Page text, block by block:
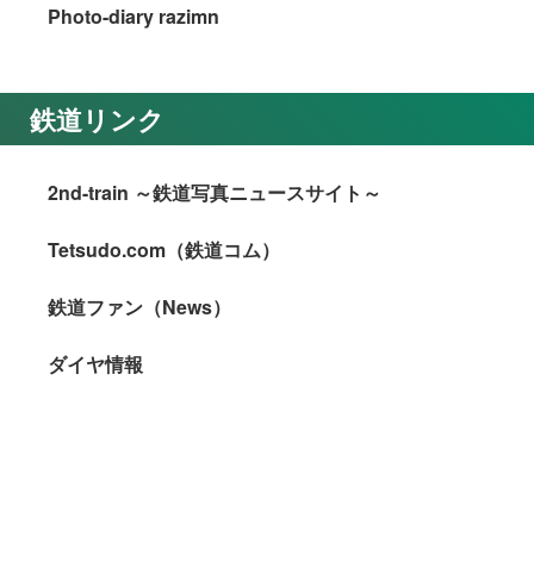
Photo-diary razimn
鉄道リンク
2nd-train ～鉄道写真ニュースサイト～
Tetsudo.com（鉄道コム）
鉄道ファン（News）
ダイヤ情報